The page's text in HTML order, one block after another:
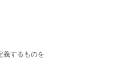
義するものを